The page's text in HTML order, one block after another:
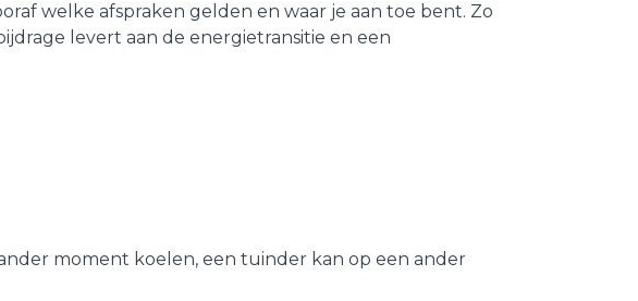
welke afspraken gelden en waar je aan toe bent. Zo
levert aan de energietransitie en een
moment koelen, een tuinder kan op een ander